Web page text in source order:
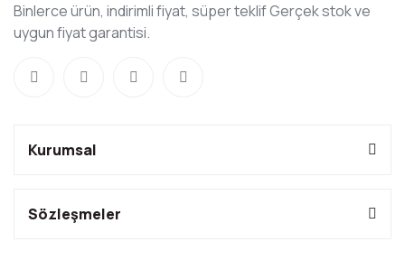
Binlerce ürün, indirimli fiyat, süper teklif Gerçek stok ve
uygun fiyat garantisi.
Kurumsal
Sözleşmeler